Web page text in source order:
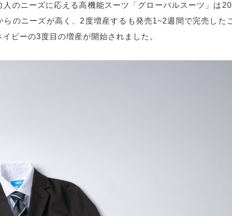
のニーズに応える高機能スーツ「グローバルスーツ」は
らのニーズが高く、2度増産するも発売1~2週間で完売し
ビーの3度目の増産が開始されました。